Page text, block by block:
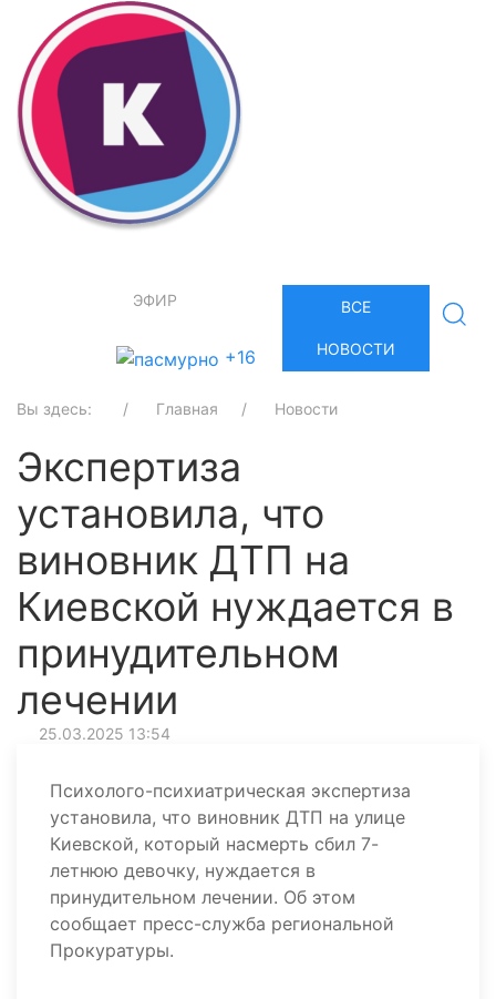
ЭФИР
+16
ВСЕ
НОВОСТИ
Вы здесь: Главная Новости
Экспертиза
установила, что
виновник ДТП на
Киевской нуждается в
принудительном
лечении
25.03.2025 13:54
Психолого-психиатрическая экспертиза
установила, что виновник ДТП на улице
Киевской, который насмерть сбил 7-
летнюю девочку, нуждается в
принудительном лечении. Об этом
сообщает пресс-служба региональной
Прокуратуры.